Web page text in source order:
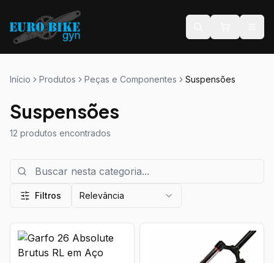
Início Produtos Peças e Componentes Suspensões
Suspensões
12 produtos encontrados
Filtros Relevância